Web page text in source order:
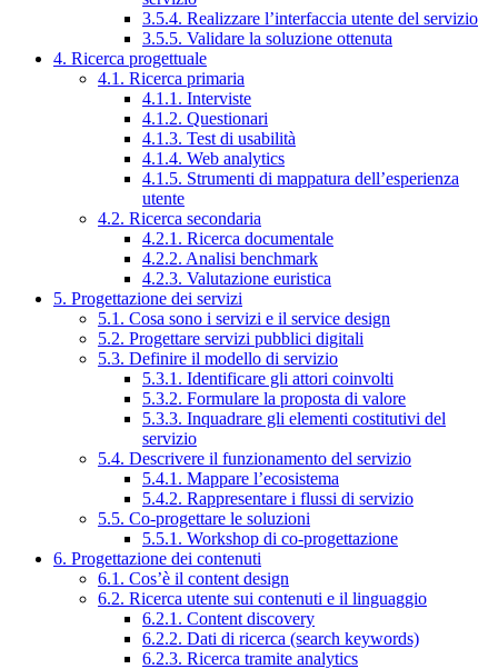
3.5.4. Realizzare l’interfaccia utente del servizio
3.5.5. Validare la soluzione ottenuta
4. Ricerca progettuale
4.1. Ricerca primaria
4.1.1. Interviste
4.1.2. Questionari
4.1.3. Test di usabilità
4.1.4. Web analytics
4.1.5. Strumenti di mappatura dell’esperienza
utente
4.2. Ricerca secondaria
4.2.1. Ricerca documentale
4.2.2. Analisi benchmark
4.2.3. Valutazione euristica
5. Progettazione dei servizi
5.1. Cosa sono i servizi e il service design
5.2. Progettare servizi pubblici digitali
5.3. Definire il modello di servizio
5.3.1. Identificare gli attori coinvolti
5.3.2. Formulare la proposta di valore
5.3.3. Inquadrare gli elementi costitutivi del
servizio
5.4. Descrivere il funzionamento del servizio
5.4.1. Mappare l’ecosistema
5.4.2. Rappresentare i flussi di servizio
5.5. Co-progettare le soluzioni
5.5.1. Workshop di co-progettazione
6. Progettazione dei contenuti
6.1. Cos’è il content design
6.2. Ricerca utente sui contenuti e il linguaggio
6.2.1. Content discovery
6.2.2. Dati di ricerca (search keywords)
6.2.3. Ricerca tramite analytics